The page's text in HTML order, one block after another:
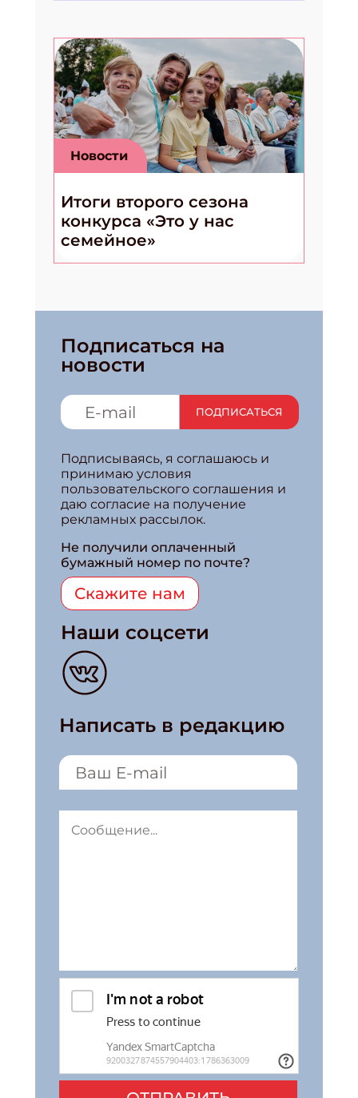
Новости
Итоги второго сезона
конкурса «Это у нас
семейное»
Подписаться на
новости
ПОДПИСАТЬСЯ
Подписываясь, я соглашаюсь и
принимаю условия
пользовательского соглашения и
даю согласие на получение
рекламных рассылок.
Не получили оплаченный
бумажный номер по почте?
Скажите нам
Наши соцсети
Написать в редакцию